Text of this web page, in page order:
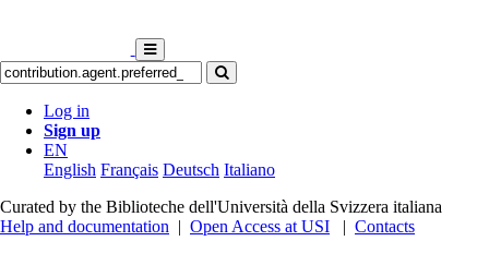
Log in
Sign up
EN
English Français Deutsch Italiano
Curated by the Biblioteche dell'Università della Svizzera italiana
Help and documentation | Open Access at USI | Contacts